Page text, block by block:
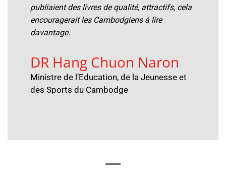
publiaient des livres de qualité, attractifs, cela
encouragerait les Cambodgiens à lire
davantage.
DR Hang Chuon Naron
Ministre de l’Education, de la Jeunesse et
des Sports du Cambodge